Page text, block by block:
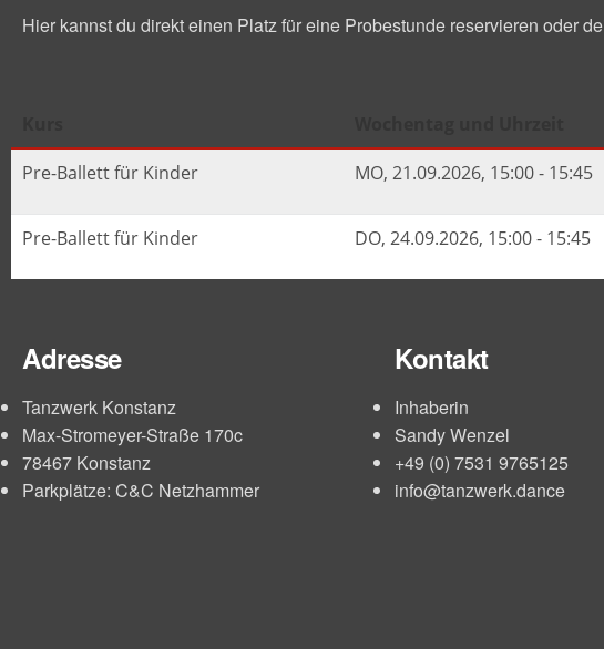
Hier kannst du direkt einen Platz für eine Probestunde reservieren oder
Adresse
Tanzwerk Konstanz
Max-Stromeyer-Straße 170c
78467 Konstanz
Parkplätze: C&C Netzhammer
Kontakt
Inhaberin
Sandy Wenzel
+49 (0) 7531 9765125
info@tanzwerk.dance